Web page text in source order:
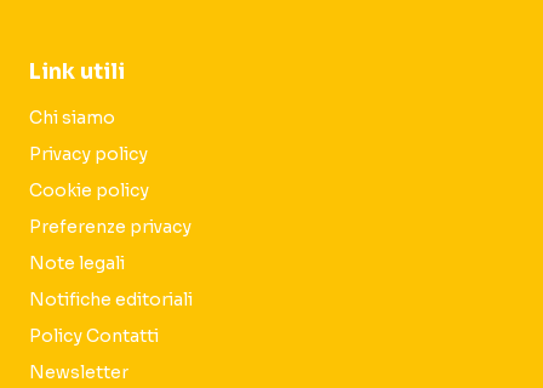
Link utili
Chi siamo
Privacy policy
Cookie policy
Preferenze privacy
Note legali
Notifiche editoriali
Policy Contatti
Newsletter